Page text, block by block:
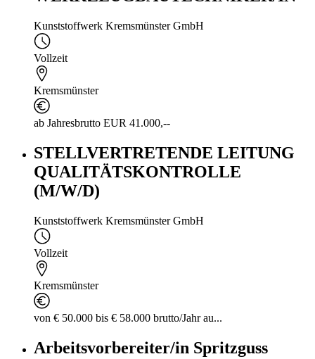
Kunststoffwerk Kremsmünster GmbH
Vollzeit
Kremsmünster
ab Jahresbrutto EUR 41.000,--
STELLVERTRETENDE LEITUNG
QUALITÄTSKONTROLLE
(M/W/D)
Kunststoffwerk Kremsmünster GmbH
Vollzeit
Kremsmünster
von € 50.000 bis € 58.000 brutto/Jahr au...
Arbeitsvorbereiter/in Spritzguss